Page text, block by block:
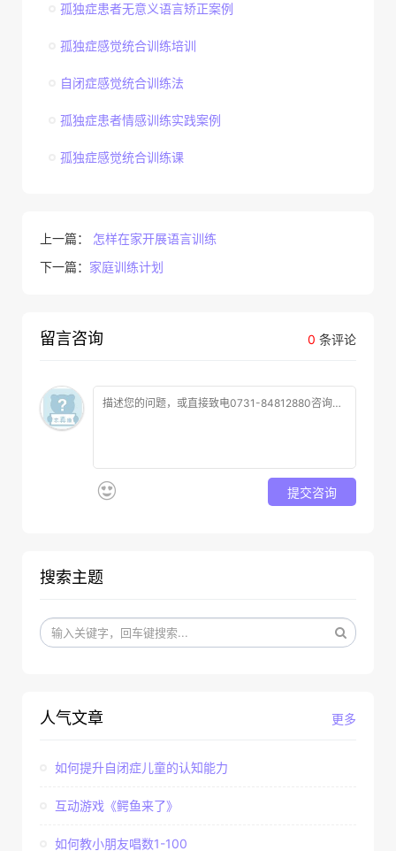
孤独症患者无意义语言矫正案例
孤独症感觉统合训练培训
自闭症感觉统合训练法
孤独症患者情感训练实践案例
孤独症感觉统合训练课
上一篇：
怎样在家开展语言训练
下一篇： 家庭训练计划
0 条评论
留言咨询
提交咨询
搜索主题
更多
人气文章
如何提升自闭症儿童的认知能力
互动游戏《鳄鱼来了》
如何教小朋友唱数1-100